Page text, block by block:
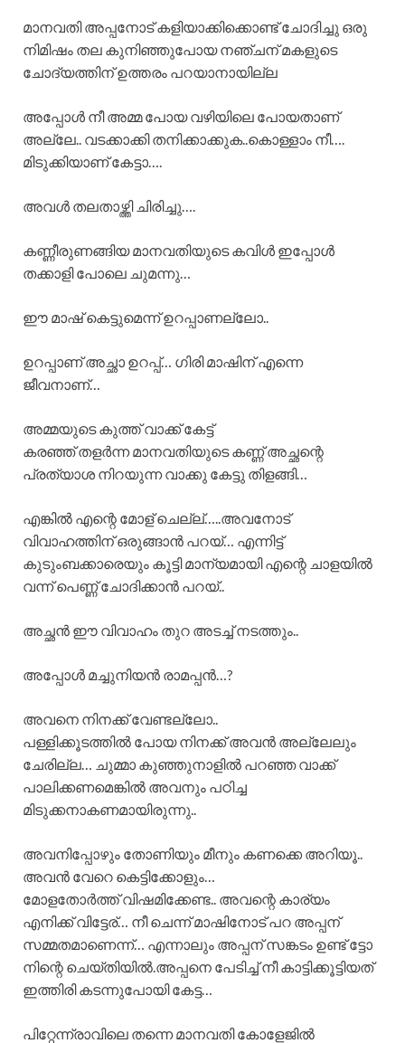
മാനവതി അപ്പനോട് കളിയാക്കിക്കൊണ്ട് ചോദിച്ചു ഒരു
നിമിഷം തല കുനിഞ്ഞുപോയ നഞ്ചന് മകളുടെ
ചോദ്യത്തിന് ഉത്തരം പറയാനായില്ല
അപ്പോൾ നീ അമ്മ പോയ വഴിയിലെ പോയതാണ്
അല്ലേ.. വടക്കാക്കി തനിക്കാക്കുക..കൊള്ളാം നീ….
മിടുക്കിയാണ് കേട്ടാ….
അവൾ തലതാഴ്ത്തി ചിരിച്ചു….
കണ്ണീരുണങ്ങിയ മാനവതിയുടെ കവിൾ ഇപ്പോൾ
തക്കാളി പോലെ ചുമന്നു…
ഈ മാഷ് കെട്ടുമെന്ന് ഉറപ്പാണല്ലോ..
ഉറപ്പാണ് അച്ഛാ ഉറപ്പ്… ഗിരി മാഷിന് എന്നെ
ജീവനാണ്…
അമ്മയുടെ കുത്ത് വാക്ക് കേട്ട്
കരഞ്ഞ് തളർന്ന മാനവതിയുടെ കണ്ണ് അച്ഛന്റെ
പ്രത്യാശ നിറയുന്ന വാക്കു കേട്ടു തിളങ്ങി…
എങ്കിൽ എന്റെ മോള് ചെല്ല്…..അവനോട്
വിവാഹത്തിന് ഒരുങ്ങാൻ പറയ്… എന്നിട്ട്
കുടുംബക്കാരെയും കൂട്ടി മാന്യമായി എന്റെ ചാളയിൽ
വന്ന് പെണ്ണ് ചോദിക്കാൻ പറയ്..
അച്ഛൻ ഈ വിവാഹം തുറ അടച്ച് നടത്തും..
അപ്പോൾ മച്ചുനിയൻ രാമപ്പൻ…?
അവനെ നിനക്ക് വേണ്ടല്ലോ..
പള്ളിക്കൂടത്തിൽ പോയ നിനക്ക് അവൻ അല്ലേലും
ചേരില്ല… ചുമ്മാ കുഞ്ഞുനാളിൽ പറഞ്ഞ വാക്ക്
പാലിക്കണമെങ്കിൽ അവനും പഠിച്ച
മിടുക്കനാകണമായിരുന്നു..
അവനിപ്പോഴും തോണിയും മീനും കണക്കെ അറിയൂ..
അവൻ വേറെ കെട്ടിക്കോളും…
മോളതോർത്ത് വിഷമിക്കേണ്ട.. അവന്റെ കാര്യം
എനിക്ക് വിട്ടേര്… നീ ചെന്ന് മാഷിനോട് പറ അപ്പന്
സമ്മതമാണെന്ന്… എന്നാലും അപ്പന് സങ്കടം ഉണ്ട് ട്ടോ
നിന്റെ ചെയ്തിയിൽ.അപ്പനെ പേടിച്ച് നീ കാട്ടിക്കൂട്ടിയത്
ഇത്തിരി കടന്നുപോയി കേട്ട…
പിറ്റേന്ന്രാവിലെ തന്നെ മാനവതി കോളേജിൽ